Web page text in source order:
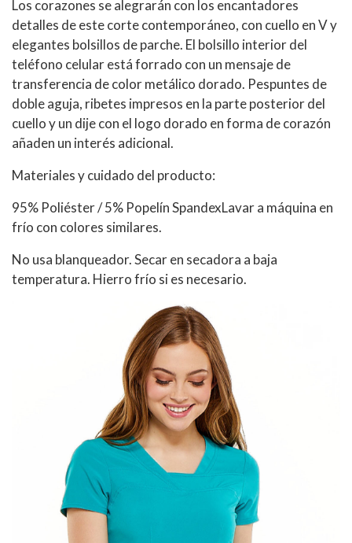
Los corazones se alegrarán con los encantadores
detalles de este corte contemporáneo, con cuello en V y
elegantes bolsillos de parche. El bolsillo interior del
teléfono celular está forrado con un mensaje de
transferencia de color metálico dorado. Pespuntes de
doble aguja, ribetes impresos en la parte posterior del
cuello y un dije con el logo dorado en forma de corazón
añaden un interés adicional.
Materiales y cuidado del producto:
95% Poliéster / 5% Popelín SpandexLavar a máquina en
frío con colores similares.
No usa blanqueador. Secar en secadora a baja
temperatura. Hierro frío si es necesario.